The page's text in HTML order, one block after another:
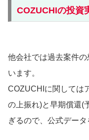
COZUCHIの投資
他会社では過去案件
います。
COZUCHIに関しては
の上振れ)と早期償還(
ぎるので、公式データ